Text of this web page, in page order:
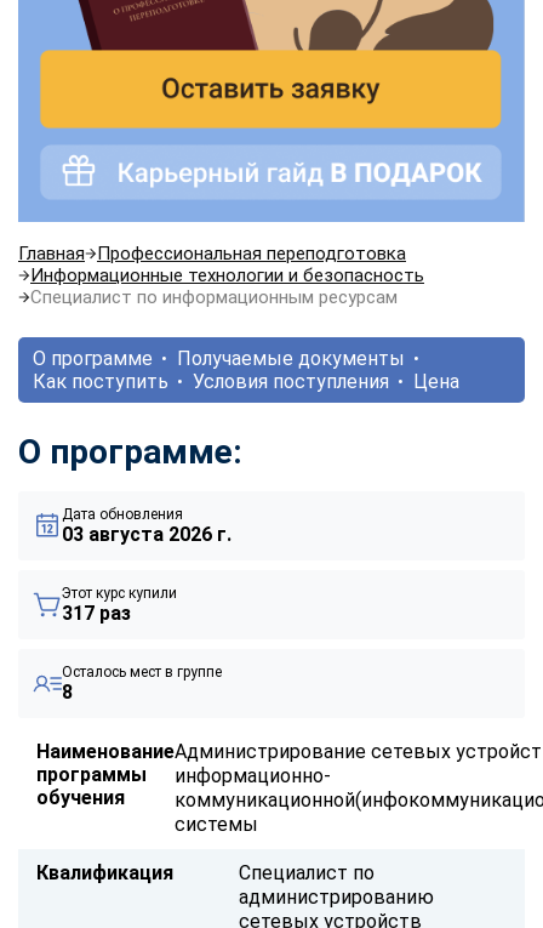
Главная
Профессиональная переподготовка
Информационные технологии и безопасность
Специалист по информационным ресурсам
О программе
Получаемые документы
Как поступить
Условия поступления Цена
О программе:
Дата обновления
03 августа 2026 г.
Этот курс купили
317 раз
Осталось мест в группе
8
Наименование
программы
обучения
Администрирование сетевых
информационно-
системы
Квалификация
Специалист по
администрированию
сетевых устройств